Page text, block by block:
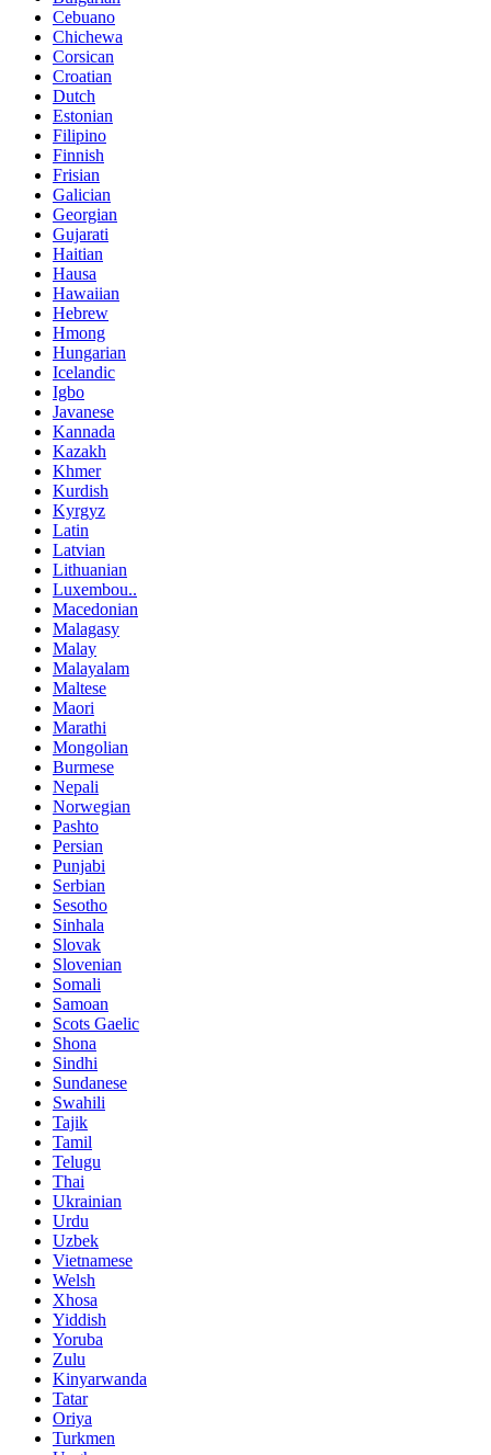
Cebuano
Chichewa
Corsican
Croatian
Dutch
Estonian
Filipino
Finnish
Frisian
Galician
Georgian
Gujarati
Haitian
Hausa
Hawaiian
Hebrew
Hmong
Hungarian
Icelandic
Igbo
Javanese
Kannada
Kazakh
Khmer
Kurdish
Kyrgyz
Latin
Latvian
Lithuanian
Luxembou..
Macedonian
Malagasy
Malay
Malayalam
Maltese
Maori
Marathi
Mongolian
Burmese
Nepali
Norwegian
Pashto
Persian
Punjabi
Serbian
Sesotho
Sinhala
Slovak
Slovenian
Somali
Samoan
Scots Gaelic
Shona
Sindhi
Sundanese
Swahili
Tajik
Tamil
Telugu
Thai
Ukrainian
Urdu
Uzbek
Vietnamese
Welsh
Xhosa
Yiddish
Yoruba
Zulu
Kinyarwanda
Tatar
Oriya
Turkmen